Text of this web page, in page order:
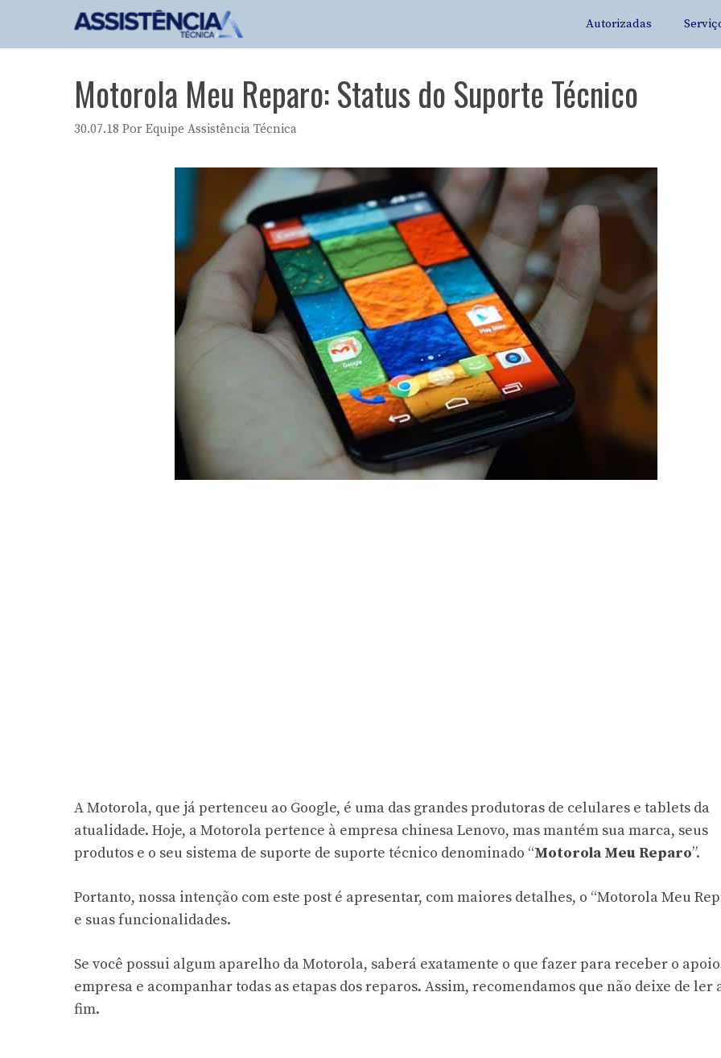
Autorizadas
Motorola Meu Reparo: Status do Suporte Técnico
30.07.18 Por Equipe Assistência Técnica
A Motorola, que já pertenceu ao Google, é uma das grandes produtoras de celulares e tablets da
atualidade. Hoje, a Motorola pertence à empresa chinesa Lenovo, mas mantém sua marca, seus
produtos e o seu sistema de suporte de suporte técnico denominado “Motorola Meu Reparo”.
Portanto, nossa intenção com este post é apresentar, com maiores detalhes, o “Motorola Meu
e suas funcionalidades.
Se você possui algum aparelho da Motorola, saberá exatamente o que fazer para receber o
empresa e acompanhar todas as etapas dos reparos. Assim, recomendamos que não deixe de ler
fim.